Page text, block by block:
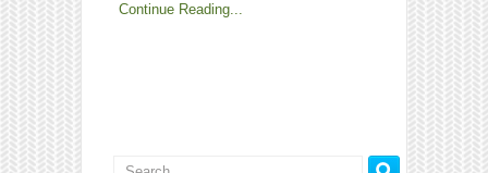
Continue Reading...